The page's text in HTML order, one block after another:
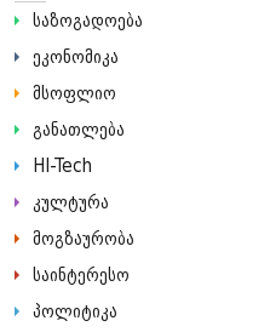
საზოგადოება
ეკონომიკა
მსოფლიო
განათლება
HI-Tech
კულტურა
მოგზაურობა
საინტერესო
პოლიტიკა